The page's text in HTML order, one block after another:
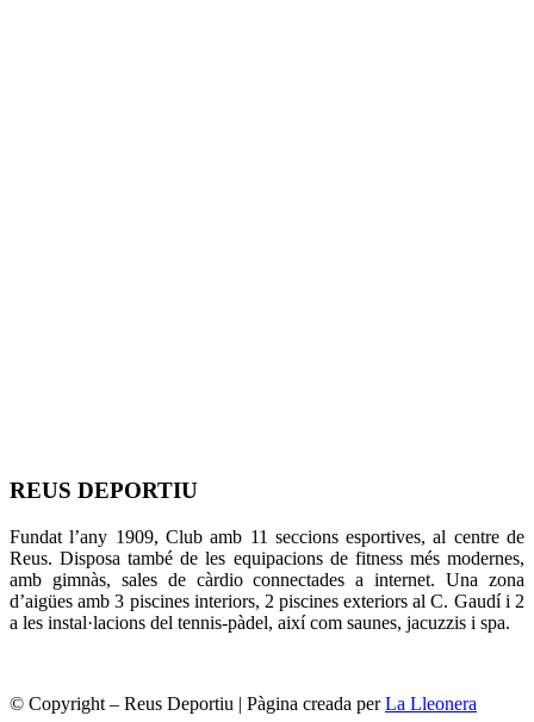
REUS DEPORTIU
Fundat l’any 1909, Club amb 11 seccions esportives, al centre de
Reus. Disposa també de les equipacions de fitness més modernes,
amb gimnàs, sales de càrdio connectades a internet. Una zona
d’aigües amb 3 piscines interiors, 2 piscines exteriors al C. Gaudí i 2
a les instal·lacions del tennis-pàdel, així com saunes, jacuzzis i spa.
© Copyright – Reus Deportiu | Pàgina creada perLa Lleonera